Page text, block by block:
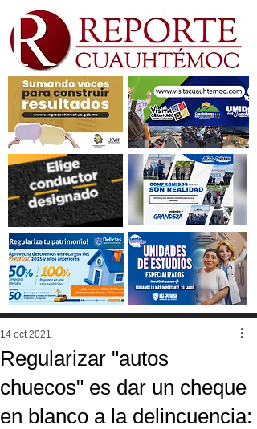
Regularizar "autos
chuecos" es dar un cheque
en blanco a la delincuencia:
14 oct 2021